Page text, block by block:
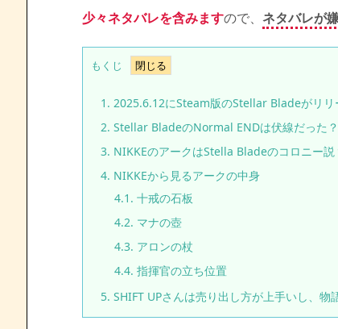
少々ネタバレを含みますので、 ネタバレが
もくじ
1. 2025.6.12にSteam版のStellar Bladeがリ
2. Stellar BladeのNormal ENDは伏線だった？
3. NIKKEのアークはStella Bladeのコロニー説
4. NIKKEから見るアークの中身
4.1. 十戒の石板
4.2. マナの壺
4.3. アロンの杖
4.4. 指揮官の立ち位置
5. SHIFT UPさんは売り出し方が上手いし、物